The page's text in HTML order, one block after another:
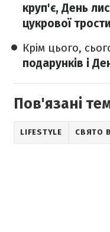
круп'є, День
цукрової
Крім цього,
подарунків і
Пов'язані
LIFESTYLE СВЯТО